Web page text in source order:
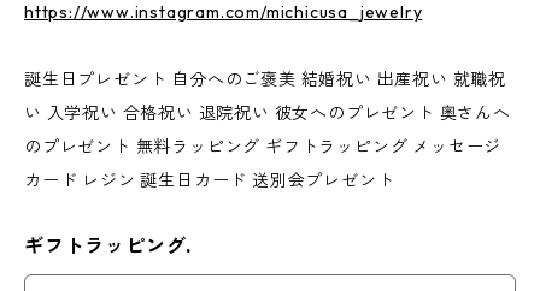
https://www.instagram.com/michicusa_jewelry
誕生日プレゼント 自分へのご褒美 結婚祝い 出産祝い 就職祝
い 入学祝い 合格祝い 退院祝い 彼女へのプレゼント 奥さんへ
のプレゼント 無料ラッピング ギフトラッピング メッセージ
カード レジン 誕生日カード 送別会プレゼント
ギフトラッピング.